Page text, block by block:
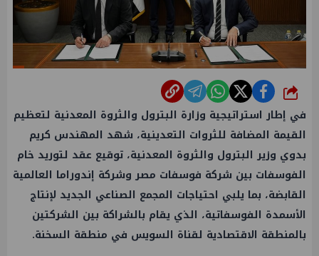
شارك
في إطار استراتيجية وزارة البترول والثروة المعدنية لتعظيم
القيمة المضافة للثروات التعدينية، شهد المهندس كريم
بدوي وزير البترول والثروة المعدنية، توقيع عقد لتوريد خام
الفوسفات بين شركة فوسفات مصر وشركة إندوراما العالمية
القابضة، بما يلبي احتياجات المجمع الصناعي الجديد لإنتاج
الأسمدة الفوسفاتية، الذي يقام بالشراكة بين الشركتين
بالمنطقة الاقتصادية لقناة السويس في منطقة السخنة.